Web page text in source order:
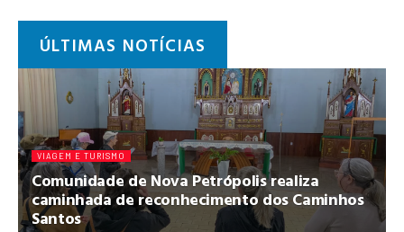
ÚLTIMAS NOTÍCIAS
VIAGEM E TURISMO
Comunidade de Nova Petrópolis realiza
caminhada de reconhecimento dos Caminhos
Santos